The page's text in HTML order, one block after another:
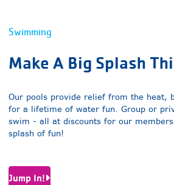
Swimming
Make A Big Splash
Our pools provide relief from the heat,
for a lifetime of water fun. Group or
swim - all at discounts for our
splash of fun!
Jump In!